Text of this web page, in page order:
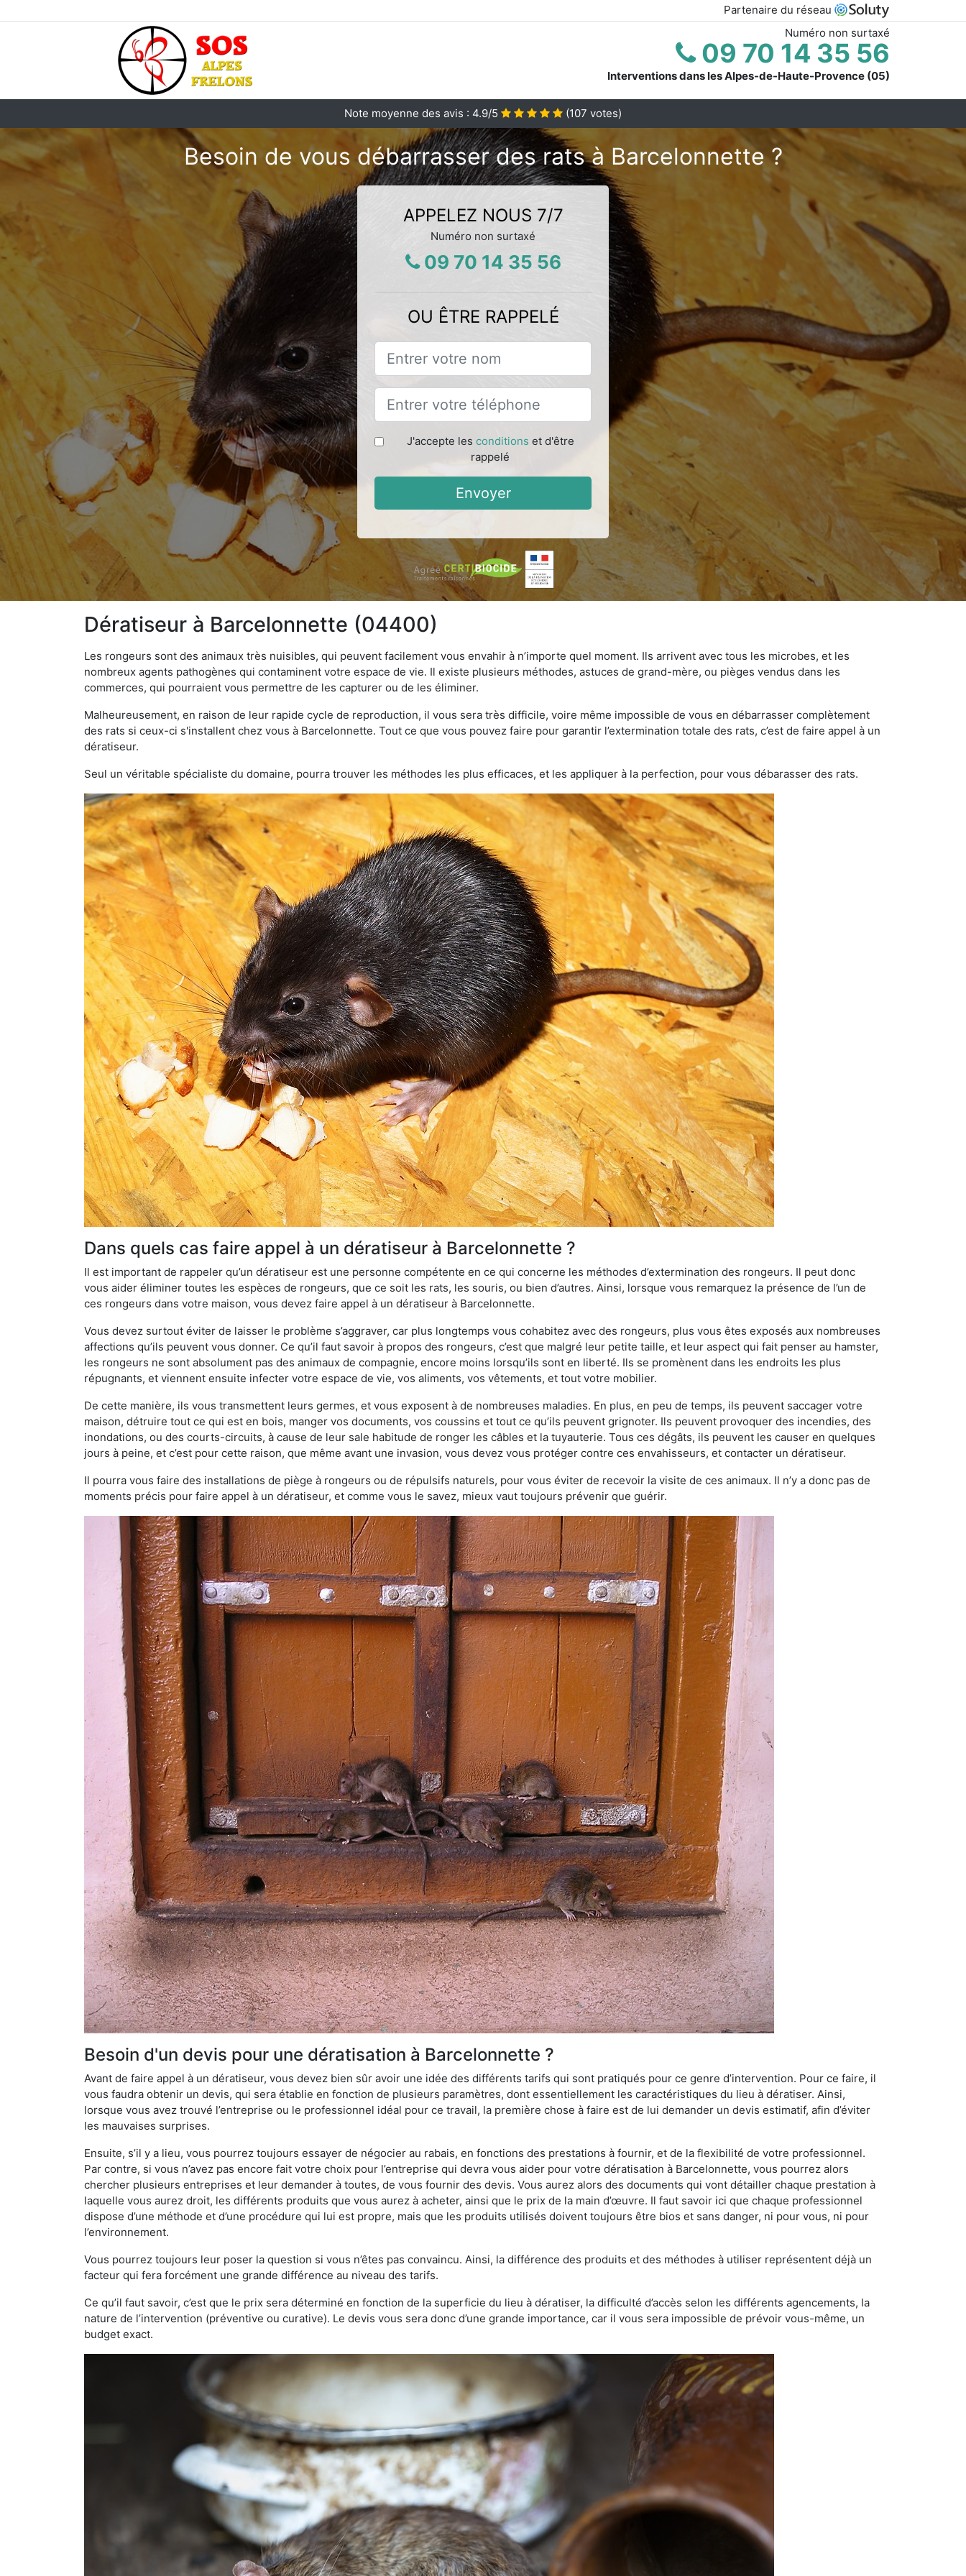
Partenaire du réseau
Numéro non surtaxé
09 70 14 35 56
Interventions dans les Alpes-de-Haute-Provence (05)
Note moyenne des avis : 4.9/5 (107 votes)
Besoin de vous débarrasser des rats à Barcelonnette ?
APPELEZ NOUS 7/7
Numéro non surtaxé
09 70 14 35 56
OU ÊTRE RAPPELÉ
J'accepte les conditions et d'être
rappelé
Envoyer
Dératiseur à Barcelonnette (04400)
Les rongeurs sont des animaux très nuisibles, qui peuvent facilement vous envahir à n’importe quel moment. Ils arrivent avec tous les microbes, et les
nombreux agents pathogènes qui contaminent votre espace de vie. Il existe plusieurs méthodes, astuces de grand-mère, ou pièges vendus dans les
commerces, qui pourraient vous permettre de les capturer ou de les éliminer.
Malheureusement, en raison de leur rapide cycle de reproduction, il vous sera très difficile, voire même impossible de vous en débarrasser complètement
des rats si ceux-ci s'installent chez vous à Barcelonnette. Tout ce que vous pouvez faire pour garantir l’extermination totale des rats, c’est de faire appel à un
dératiseur.
Seul un véritable spécialiste du domaine, pourra trouver les méthodes les plus efficaces, et les appliquer à la perfection, pour vous débarasser des rats.
Dans quels cas faire appel à un dératiseur à Barcelonnette ?
Il est important de rappeler qu’un dératiseur est une personne compétente en ce qui concerne les méthodes d’extermination des rongeurs. Il peut donc
vous aider éliminer toutes les espèces de rongeurs, que ce soit les rats, les souris, ou bien d’autres. Ainsi, lorsque vous remarquez la présence de l’un de
ces rongeurs dans votre maison, vous devez faire appel à un dératiseur à Barcelonnette.
Vous devez surtout éviter de laisser le problème s’aggraver, car plus longtemps vous cohabitez avec des rongeurs, plus vous êtes exposés aux nombreuses
affections qu’ils peuvent vous donner. Ce qu’il faut savoir à propos des rongeurs, c’est que malgré leur petite taille, et leur aspect qui fait penser au hamster,
les rongeurs ne sont absolument pas des animaux de compagnie, encore moins lorsqu’ils sont en liberté. Ils se promènent dans les endroits les plus
répugnants, et viennent ensuite infecter votre espace de vie, vos aliments, vos vêtements, et tout votre mobilier.
De cette manière, ils vous transmettent leurs germes, et vous exposent à de nombreuses maladies. En plus, en peu de temps, ils peuvent saccager votre
maison, détruire tout ce qui est en bois, manger vos documents, vos coussins et tout ce qu’ils peuvent grignoter. Ils peuvent provoquer des incendies, des
inondations, ou des courts-circuits, à cause de leur sale habitude de ronger les câbles et la tuyauterie. Tous ces dégâts, ils peuvent les causer en quelques
jours à peine, et c’est pour cette raison, que même avant une invasion, vous devez vous protéger contre ces envahisseurs, et contacter un dératiseur.
Il pourra vous faire des installations de piège à rongeurs ou de répulsifs naturels, pour vous éviter de recevoir la visite de ces animaux. Il n’y a donc pas de
moments précis pour faire appel à un dératiseur, et comme vous le savez, mieux vaut toujours prévenir que guérir.
Besoin d'un devis pour une dératisation à Barcelonnette ?
Avant de faire appel à un dératiseur, vous devez bien sûr avoir une idée des différents tarifs qui sont pratiqués pour ce genre d’intervention. Pour ce faire, il
vous faudra obtenir un devis, qui sera établie en fonction de plusieurs paramètres, dont essentiellement les caractéristiques du lieu à dératiser. Ainsi,
lorsque vous avez trouvé l’entreprise ou le professionnel idéal pour ce travail, la première chose à faire est de lui demander un devis estimatif, afin d’éviter
les mauvaises surprises.
Ensuite, s’il y a lieu, vous pourrez toujours essayer de négocier au rabais, en fonctions des prestations à fournir, et de la flexibilité de votre professionnel.
Par contre, si vous n’avez pas encore fait votre choix pour l’entreprise qui devra vous aider pour votre dératisation à Barcelonnette, vous pourrez alors
chercher plusieurs entreprises et leur demander à toutes, de vous fournir des devis. Vous aurez alors des documents qui vont détailler chaque prestation à
laquelle vous aurez droit, les différents produits que vous aurez à acheter, ainsi que le prix de la main d’œuvre. Il faut savoir ici que chaque professionnel
dispose d’une méthode et d’une procédure qui lui est propre, mais que les produits utilisés doivent toujours être bios et sans danger, ni pour vous, ni pour
l’environnement.
Vous pourrez toujours leur poser la question si vous n’êtes pas convaincu. Ainsi, la différence des produits et des méthodes à utiliser représentent déjà un
facteur qui fera forcément une grande différence au niveau des tarifs.
Ce qu’il faut savoir, c’est que le prix sera déterminé en fonction de la superficie du lieu à dératiser, la difficulté d’accès selon les différents agencements, la
nature de l’intervention (préventive ou curative). Le devis vous sera donc d’une grande importance, car il vous sera impossible de prévoir vous-même, un
budget exact.